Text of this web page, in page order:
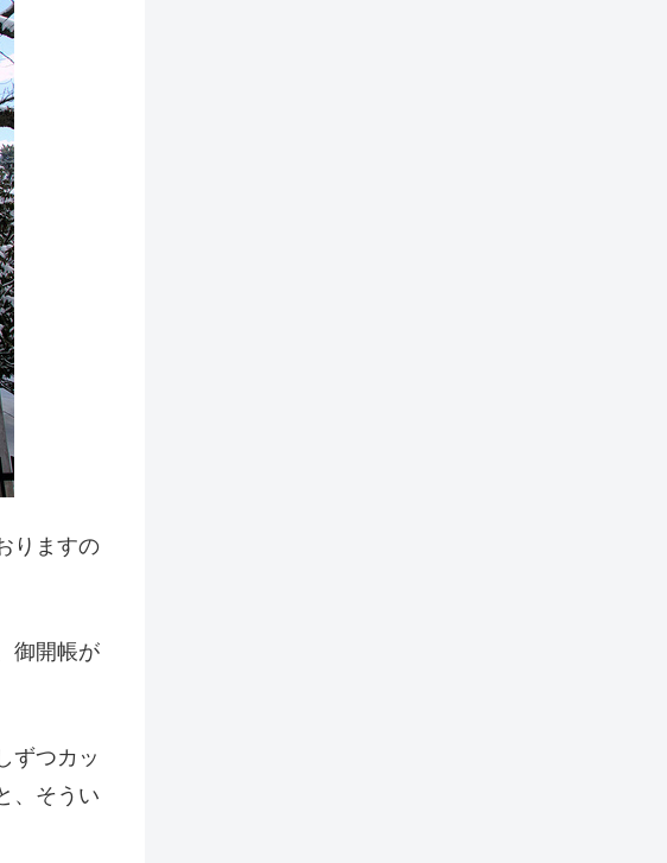
りますの
御開帳が
ずつカッ
、そうい